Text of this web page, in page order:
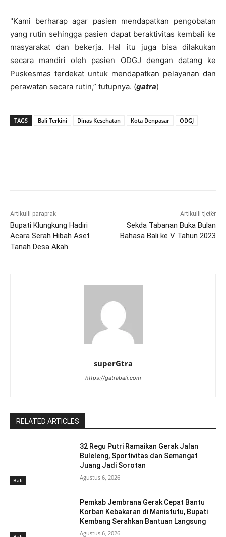
"Kami berharap agar pasien mendapatkan pengobatan
yang rutin sehingga pasien dapat beraktivitas kembali ke
masyarakat dan bekerja. Hal itu juga bisa dilakukan
secara mandiri oleh pasien ODGJ dengan datang ke
Puskesmas terdekat untuk mendapatkan pelayanan dan
perawatan secara rutin,” tutupnya. (gatra)
TAGS Bali Terkini Dinas Kesehatan Kota Denpasar ODGJ
Artikulli paraprak
Bupati Klungkung Hadiri
Acara Serah Hibah Aset
Tanah Desa Akah
Artikulli tjetër
Sekda Tabanan Buka Bulan
Bahasa Bali ke V Tahun 2023
superGtra
https://gatrabali.com
RELATED ARTICLES
Bali
32 Regu Putri Ramaikan Gerak Jalan
Buleleng, Sportivitas dan Semangat
Juang Jadi Sorotan
Agustus 6, 2026
Pemkab Jembrana Gerak Cepat Bantu
Korban Kebakaran di Manistutu, Bupati
Kembang Serahkan Bantuan Langsung
Agustus 6, 2026